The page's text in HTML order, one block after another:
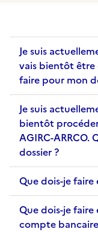
Je suis
vais bientôt être
faire pour mon
Je suis
bientôt
AGIRC-ARRCO.
dossier ?
Que dois-je faire
Que dois-je
compte